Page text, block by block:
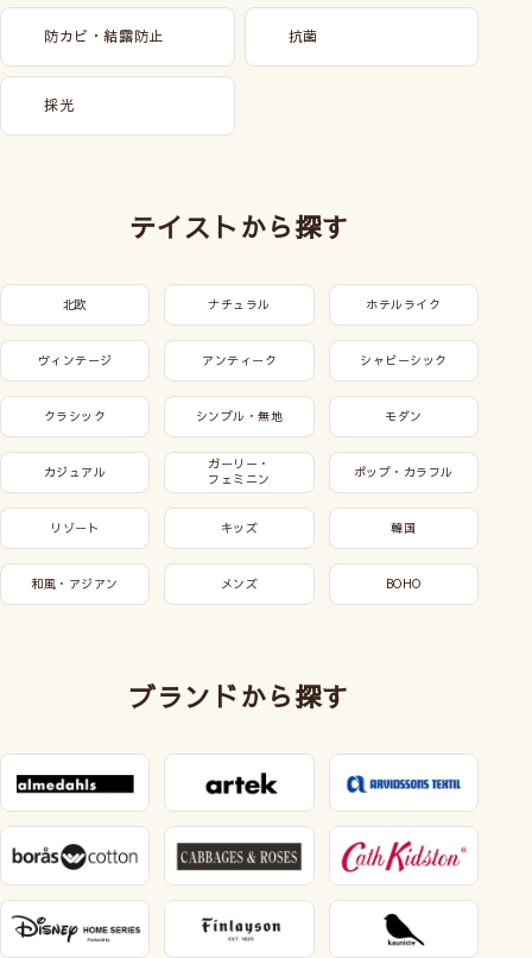
防カビ・結露防止 抗菌
採光
テイストから探す
北欧 ナチュラル ホテルライク
ヴィンテージ アンティーク シャビーシック
クラシック シンプル・無地 モダン
カジュアル
ガーリー・
フェミニン
ポップ・カラフル
リゾート キッズ 韓国
和風・アジアン メンズ BOHO
ブランドから探す